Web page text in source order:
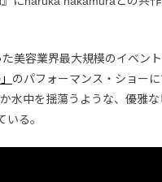
美容業界最大規模のイベン
のパフォーマンス・ショー
水中を揺蕩うような、優雅
る。